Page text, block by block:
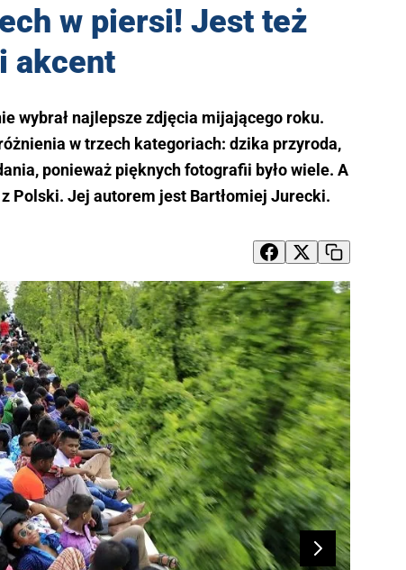
w piersi! Jest też
akcent
wybrał najlepsze zdjęcia mijającego roku.
w trzech kategoriach: dzika przyroda,
ponieważ pięknych fotografii było wiele. A
Polski. Jej autorem jest Bartłomiej Jurecki.